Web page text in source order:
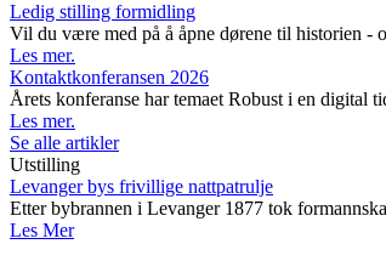
Ledig stilling formidling
Vil du være med på å åpne dørene til historien -
Les mer.
Kontaktkonferansen 2026
Årets konferanse har temaet Robust i en digital
Les mer.
Se alle artikler
Utstilling
Levanger bys frivillige nattpatrulje
Etter bybrannen i Levanger 1877 tok
Les Mer